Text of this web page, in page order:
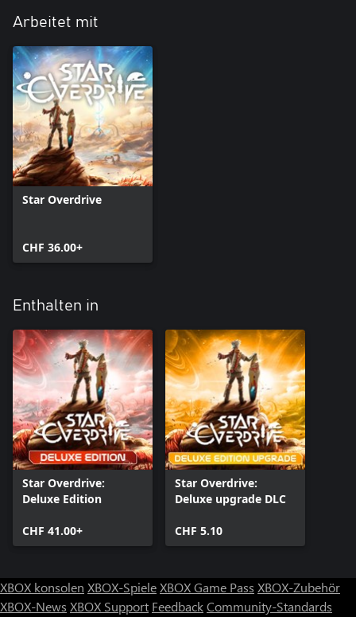
Arbeitet mit
Star Overdrive
CHF 36.00+
Enthalten in
Star Overdrive:
Deluxe Edition
CHF 41.00+
Star Overdrive:
Deluxe upgrade DLC
CHF 5.10
XBOX konsolen XBOX-SpieleXBOX Game Pass XBOX-Zubehör
XBOX-News XBOX Support FeedbackCommunity-Standards